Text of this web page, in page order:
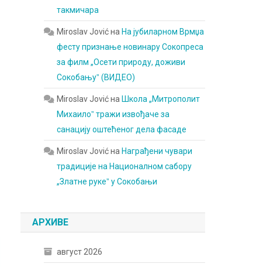
такмичара
Miroslav Jovićна На јубиларном Врмџа
фесту признање новинару Сокопреса
за филм „Осети природу, доживи
Сокобањуˮ (ВИДЕО)
Miroslav Jovićна Школа „Митрополит
Михаилоˮ тражи извођаче за
санацију оштећеног дела фасаде
Miroslav Jovićна Награђени чувари
традиције на Националном сабору
„Златне рукеˮ у Сокобањи
АРХИВЕ
август 2026